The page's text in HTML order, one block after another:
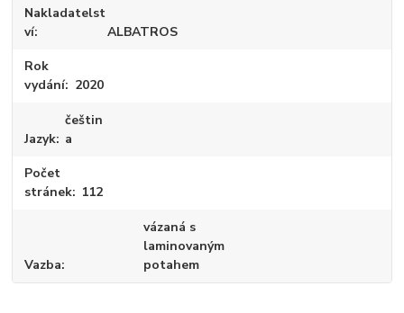
Nakladatelst
ví
ALBATROS
Rok
vydání
2020
Jazyk
češtin
a
Počet
stránek
112
Vazba
vázaná s
laminovaným
potahem